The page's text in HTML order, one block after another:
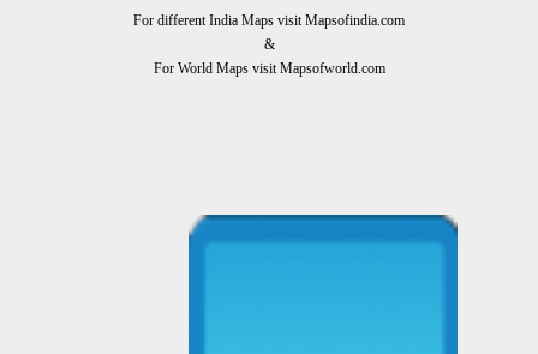
For different India Maps visit Mapsofindia.com
&
For World Maps visit Mapsofworld.com